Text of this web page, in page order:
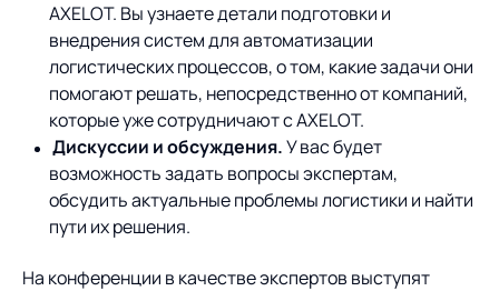
AXELOT. Вы узнаете детали подготовки и
внедрения систем для автоматизации
логистических процессов, о том, какие задачи они
помогают решать, непосредственно от компаний,
которые уже сотрудничают с AXELOT.
Дискуссии и обсуждения.У вас будет
возможность задать вопросы экспертам,
обсудить актуальные проблемы логистики и найти
пути их решения.
На конференции в качестве экспертов выступят